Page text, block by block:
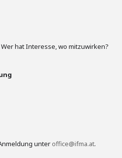
hat Interesse, wo mitzuwirken?
unter office@ifma.at.